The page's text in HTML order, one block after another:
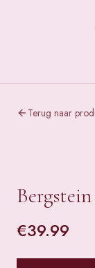
Terug naar
€39.99